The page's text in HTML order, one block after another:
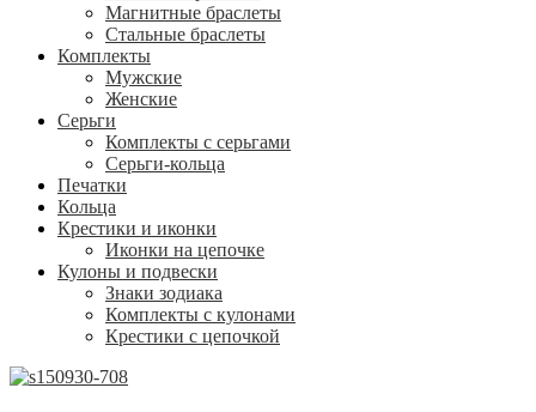
Магнитные браслеты
Стальные браслеты
Комплекты
Мужские
Женские
Серьги
Комплекты с серьгами
Серьги-кольца
Печатки
Кольца
Крестики и иконки
Иконки на цепочке
Кулоны и подвески
Знаки зодиака
Комплекты с кулонами
Крестики с цепочкой